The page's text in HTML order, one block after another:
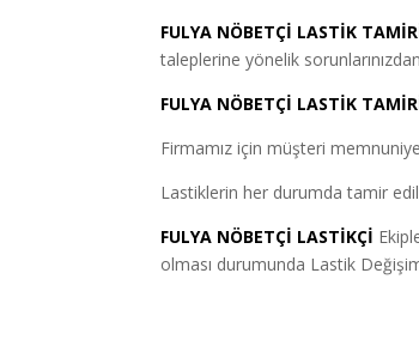
FULYA NÖBETÇİ LASTİK
taleplerine yönelik
FULYA NÖBETÇİ LASTİK
Firmamız için müşteri
Lastiklerin her durumda tamir
FULYA NÖBETÇİ LASTİKÇİ
olması durumunda Lastik